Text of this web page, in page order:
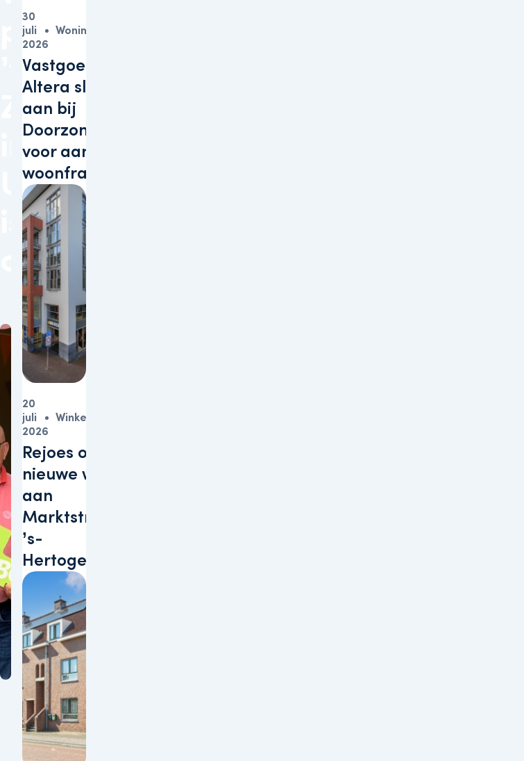
project
Zand
in
Utrecht
is
opgeleverd
Vastgoedbelegger
Altera sluit zich
aan bij
Doorzonconvenant
voor aanpak
woonfraude
30
juli
2026
Woningen
Rejoes opent
nieuwe winkel
aan
Marktstraat in
’s-
Hertogenbosch
20
juli
2026
Winkels